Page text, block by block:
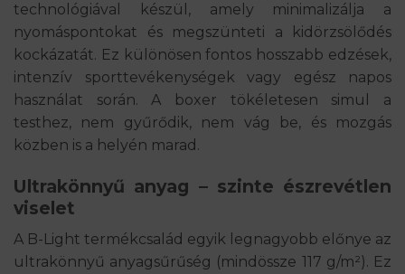
technológiával készül, amely minimalizálja a
nyomáspontokat és megszünteti a kidörzsölődés
kockázatát. Ez különösen fontos hosszabb edzések,
intenzív sporttevékenységek vagy egész napos
használat során. A boxer tökéletesen simul a
testhez, nem gyűrődik, nem vág be, és mozgás
közben is a helyén marad.
Ultrakönnyű anyag – szinte észrevétlen
viselet
A B-Light termékcsalád egyik legnagyobb előnye az
ultrakönnyű anyagsűrűség (mindössze 117 g/m²). Ez